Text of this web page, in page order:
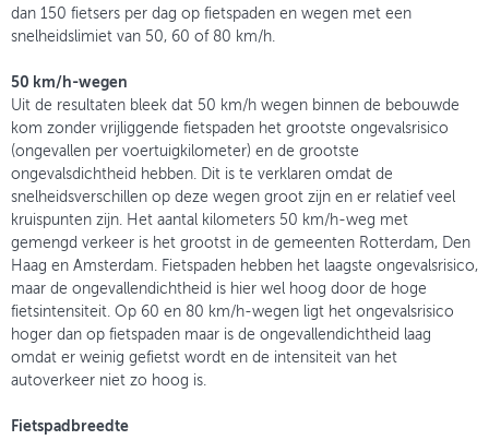
dan 150 fietsers per dag op fietspaden en wegen met een
snelheidslimiet van 50, 60 of 80 km/h.
50 km/h-wegen
Uit de resultaten bleek dat 50 km/h wegen binnen de bebouwde
kom zonder vrijliggende fietspaden het grootste ongevalsrisico
(ongevallen per voertuigkilometer) en de grootste
ongevalsdichtheid hebben. Dit is te verklaren omdat de
snelheidsverschillen op deze wegen groot zijn en er relatief veel
kruispunten zijn. Het aantal kilometers 50 km/h-weg met
gemengd verkeer is het grootst in de gemeenten Rotterdam, Den
Haag en Amsterdam. Fietspaden hebben het laagste ongevalsrisico,
maar de ongevallendichtheid is hier wel hoog door de hoge
fietsintensiteit. Op 60 en 80 km/h-wegen ligt het ongevalsrisico
hoger dan op fietspaden maar is de ongevallendichtheid laag
omdat er weinig gefietst wordt en de intensiteit van het
autoverkeer niet zo hoog is.
Fietspadbreedte